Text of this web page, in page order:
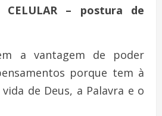
CELULAR – postura de
a vantagem de poder
porque tem à
de Deus, a Palavra e o